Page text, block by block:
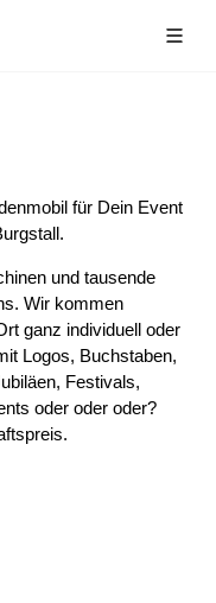
für Dein Event
und tausende
Wir kommen
ganz individuell oder
Logos, Buchstaben,
Festivals,
oder oder oder?